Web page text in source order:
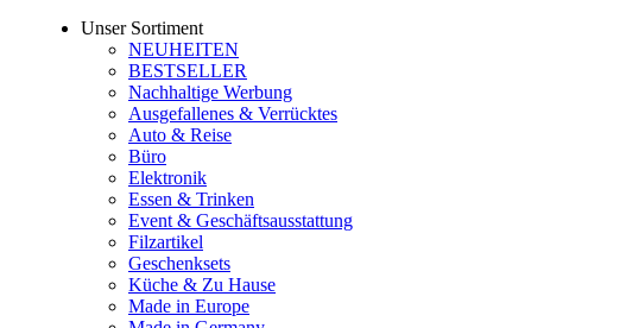
Unser Sortiment
NEUHEITEN
BESTSELLER
Nachhaltige Werbung
Ausgefallenes & Verrücktes
Auto & Reise
Büro
Elektronik
Essen & Trinken
Event & Geschäftsausstattung
Filzartikel
Geschenksets
Küche & Zu Hause
Made in Europe